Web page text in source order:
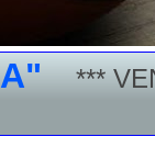
*** VEN Y